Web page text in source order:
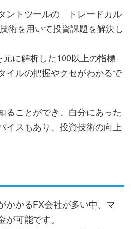
ントツールの「トレードカル
術を用いて投資課題を解決し
に解析した100以上の指標
イルの把握やクセがわかるで
ることができ、自分にあった
イスもあり、投資技術の向上
かかるFX会社が多い中、マ
可能です。